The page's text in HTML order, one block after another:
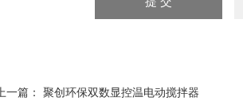
上一篇： 聚创环保双数显控温电动搅拌器